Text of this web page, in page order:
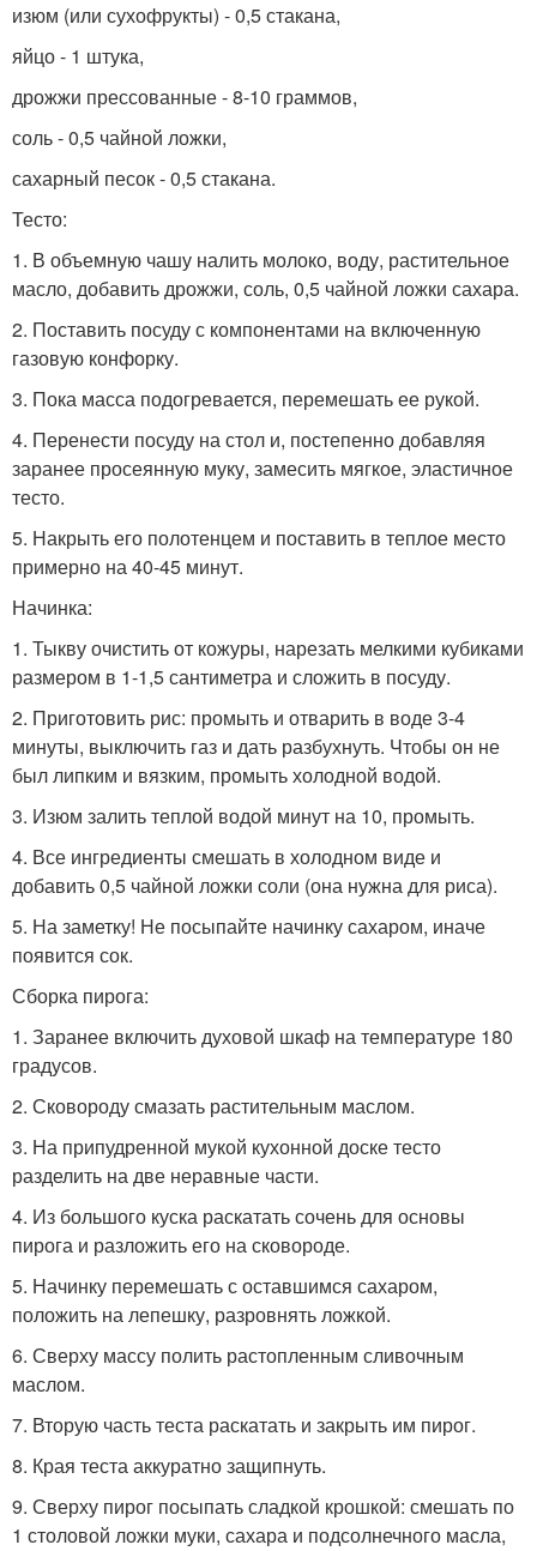
изюм (или сухофрукты) - 0,5 стакана,
яйцо - 1 штука,
дрожжи прессованные - 8-10 граммов,
соль - 0,5 чайной ложки,
сахарный песок - 0,5 стакана.
Тесто:
1. В объемную чашу налить молоко, воду, растительное
масло, добавить дрожжи, соль, 0,5 чайной ложки сахара.
2. Поставить посуду с компонентами на включенную
газовую конфорку.
3. Пока масса подогревается, перемешать ее рукой.
4. Перенести посуду на стол и, постепенно добавляя
заранее просеянную муку, замесить мягкое, эластичное
тесто.
5. Накрыть его полотенцем и поставить в теплое место
примерно на 40-45 минут.
Начинка:
1. Тыкву очистить от кожуры, нарезать мелкими кубиками
размером в 1-1,5 сантиметра и сложить в посуду.
2. Приготовить рис: промыть и отварить в воде 3-4
минуты, выключить газ и дать разбухнуть. Чтобы он не
был липким и вязким, промыть холодной водой.
3. Изюм залить теплой водой минут на 10, промыть.
4. Все ингредиенты смешать в холодном виде и
добавить 0,5 чайной ложки соли (она нужна для риса).
5. На заметку! Не посыпайте начинку сахаром, иначе
появится сок.
Сборка пирога:
1. Заранее включить духовой шкаф на температуре 180
градусов.
2. Сковороду смазать растительным маслом.
3. На припудренной мукой кухонной доске тесто
разделить на две неравные части.
4. Из большого куска раскатать сочень для основы
пирога и разложить его на сковороде.
5. Начинку перемешать с оставшимся сахаром,
положить на лепешку, разровнять ложкой.
6. Сверху массу полить растопленным сливочным
маслом.
7. Вторую часть теста раскатать и закрыть им пирог.
8. Края теста аккуратно защипнуть.
9. Сверху пирог посыпать сладкой крошкой: смешать по
1 столовой ложки муки, сахара и подсолнечного масла,